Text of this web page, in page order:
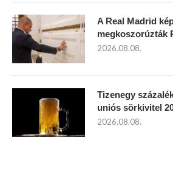
A Real Madrid
megkoszorúzták
2026.08.08.
Tizenegy
uniós sörkivitel
2026.08.08.